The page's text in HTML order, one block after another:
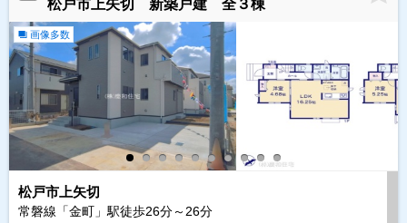
松戸市上矢切 新築戸建 全３棟
画像多数
松戸市上矢切
常磐線「金町」駅徒歩26分～ 26分